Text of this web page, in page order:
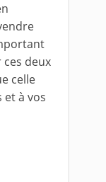
deux
celle
à vos